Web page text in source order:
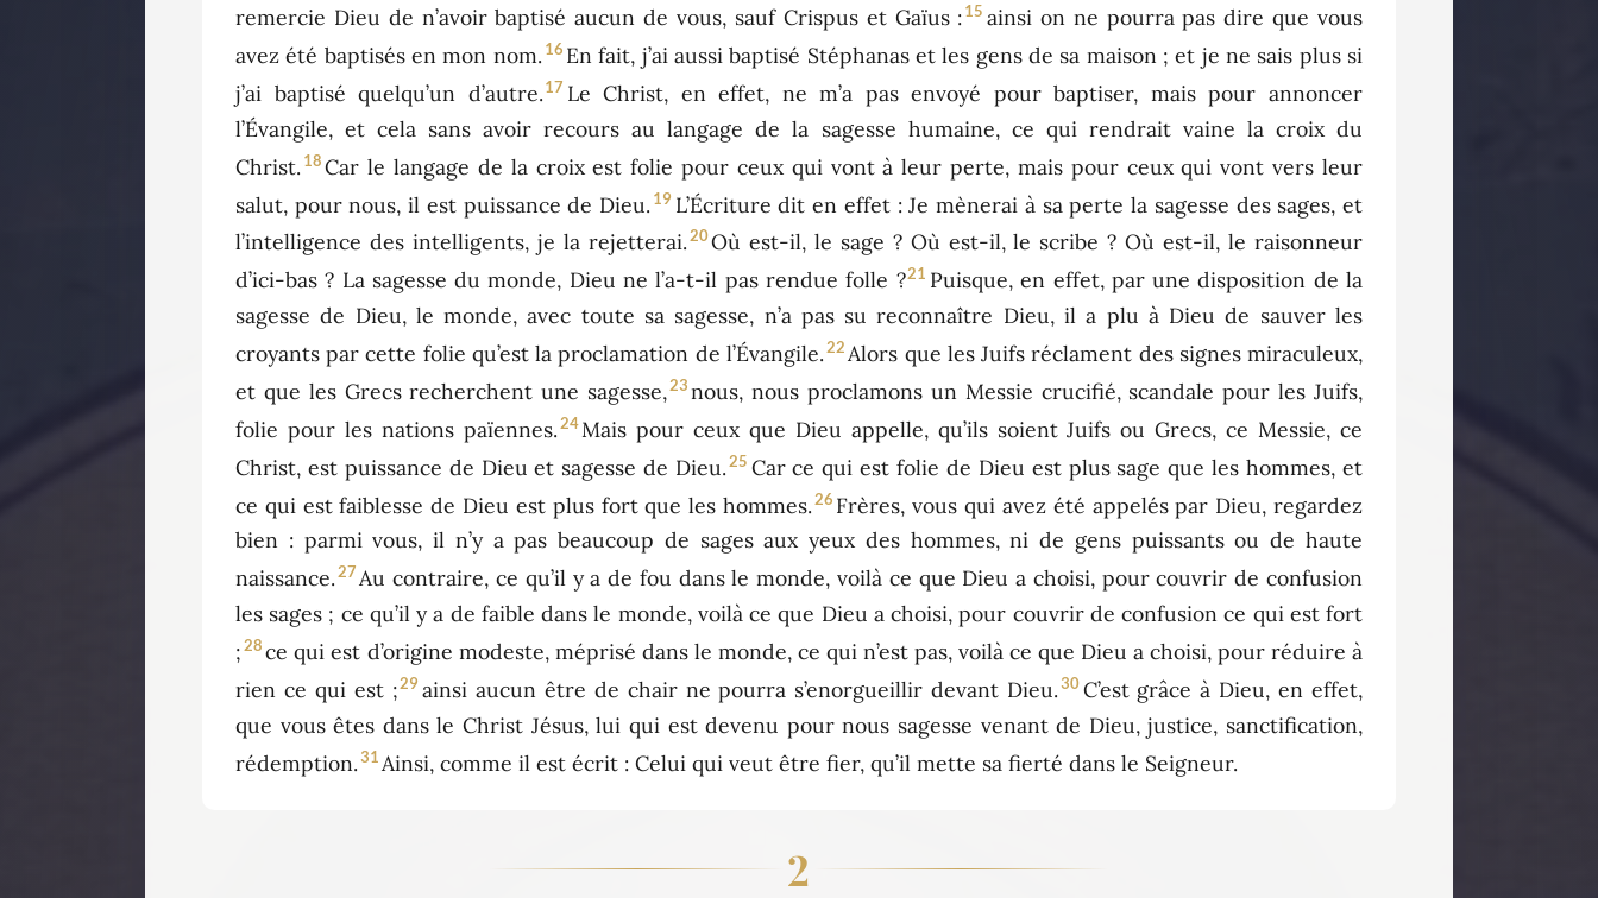
remercie Dieu de n’avoir baptisé aucun de vous, sauf Crispus et Gaïus :15 ainsi on ne pourra pas dire que vous
avez été baptisés en mon nom. 16 En fait, j’ai aussi baptisé Stéphanas et les gens de sa maison ; et je ne sais plus si
j’ai baptisé quelqu’un d’autre.17 Le Christ, en effet, ne m’a pas envoyé pour baptiser, mais pour annoncer
l’Évangile, et cela sans avoir recours au langage de la sagesse humaine, ce qui rendrait vaine la croix du
Christ. 18 Car le langage de la croix est folie pour ceux qui vont à leur perte, mais pour ceux qui vont vers leur
salut, pour nous, il est puissance de Dieu. 19 L’Écriture dit en effet : Je mènerai à sa perte la sagesse des sages, et
l’intelligence des intelligents, je la rejetterai.20Où est-il, le sage ? Où est-il, le scribe ? Où est-il, le raisonneur
d’ici-bas ? La sagesse du monde, Dieu ne l’a-t-il pas rendue folle ?21 Puisque, en effet, par une disposition de la
sagesse de Dieu, le monde, avec toute sa sagesse, n’a pas su reconnaître Dieu, il a plu à Dieu de sauver les
croyants par cette folie qu’est la proclamation de l’Évangile.22 Alors que les Juifs réclament des signes miraculeux,
et que les Grecs recherchent une sagesse,23 nous, nous proclamons un Messie crucifié, scandale pour les Juifs,
folie pour les nations païennes.24Mais pour ceux que Dieu appelle, qu’ils soient Juifs ou Grecs, ce Messie, ce
Christ, est puissance de Dieu et sagesse de Dieu.25 Car ce qui est folie de Dieu est plus sage que les hommes, et
ce qui est faiblesse de Dieu est plus fort que les hommes.26 Frères, vous qui avez été appelés par Dieu, regardez
bien : parmi vous, il n’y a pas beaucoup de sages aux yeux des hommes, ni de gens puissants ou de haute
naissance.27 Au contraire, ce qu’il y a de fou dans le monde, voilà ce que Dieu a choisi, pour couvrir de confusion
les sages ; ce qu’il y a de faible dans le monde, voilà ce que Dieu a choisi, pour couvrir de confusion ce qui est fort
;28 ce qui est d’origine modeste, méprisé dans le monde, ce qui n’est pas, voilà ce que Dieu a choisi, pour réduire à
rien ce qui est ;29 ainsi aucun être de chair ne pourra s’enorgueillir devant Dieu.30C’est grâce à Dieu, en effet,
que vous êtes dans le Christ Jésus, lui qui est devenu pour nous sagesse venant de Dieu, justice, sanctification,
rédemption.31 Ainsi, comme il est écrit : Celui qui veut être fier, qu’il mette sa fierté dans le Seigneur.
2